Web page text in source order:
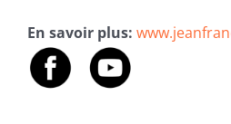
En savoir plus: